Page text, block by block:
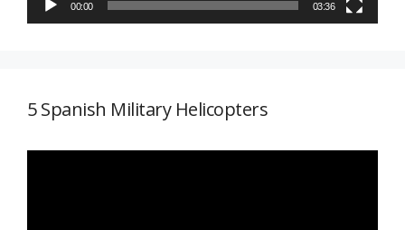
00:00 03:36
5 Spanish Military Helicopters